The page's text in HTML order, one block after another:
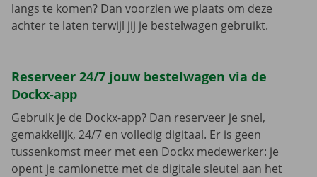
langs te komen? Dan voorzien we plaats om deze
achter te laten terwijl jij je bestelwagen gebruikt.
Reserveer 24/7 jouw bestelwagen via de
Dockx-app
Gebruik je de Dockx-app? Dan reserveer je snel,
gemakkelijk, 24/7 en volledig digitaal. Er is geen
tussenkomst meer met een Dockx medewerker: je
opent je camionette met de digitale sleutel aan het